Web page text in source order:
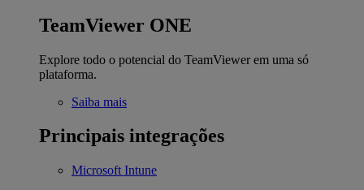
TeamViewer ONE
Explore todo o potencial do TeamViewer em uma só
plataforma.
Saiba mais
Principais integrações
Microsoft Intune